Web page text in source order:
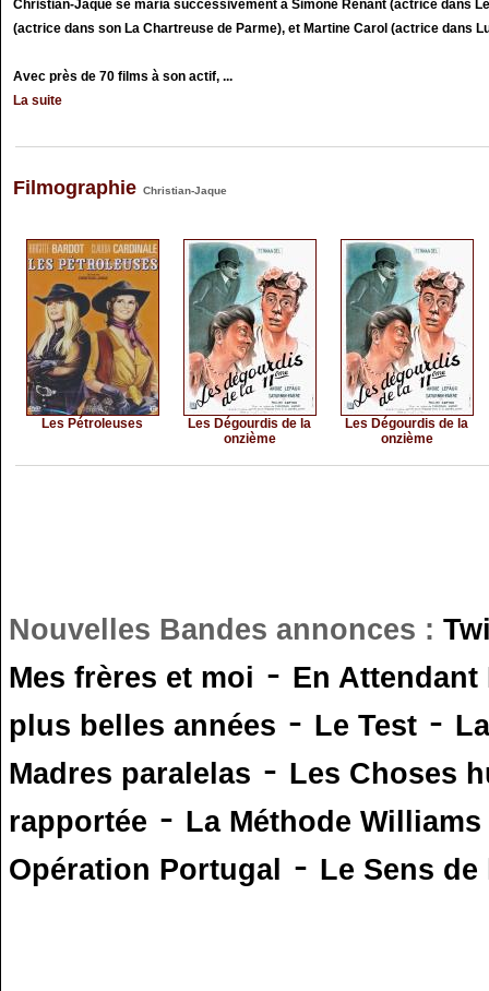
Christian-Jaque se maria successivement à Simone Renant (actrice dans
(actrice dans son La Chartreuse de Parme), et Martine Carol (actrice dans
Avec près de 70 films à son actif, ...
La suite
Filmographie Christian-Jaque
Les Pétroleuses
Les Dégourdis de la
onzième
Les Dégourdis de la
onzième
Nouvelles Bandes annonces :
Mes frères et moi - En
plus belles années - Le Test -
Madres paralelas - Les Choses
rapportée - La Méthode Williams
Opération Portugal - Le Sens